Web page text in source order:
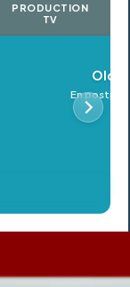
PRODUCTION
TV